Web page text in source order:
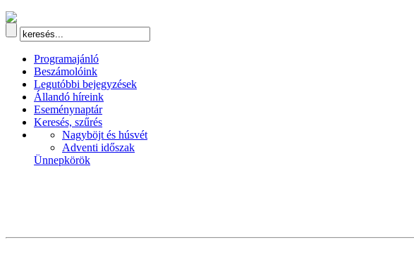
Programajánló
Beszámolóink
Legutóbbi bejegyzések
Állandó híreink
Eseménynaptár
Keresés, szűrés
Nagyböjt és húsvét
Adventi időszak
Ünnepkörök